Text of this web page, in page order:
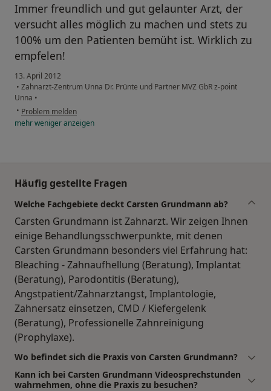
Immer freundlich und gut gelaunter Arzt, der
versucht alles möglich zu machen und stets zu
100% um den Patienten bemüht ist. Wirklich zu
empfelen!
13. April 2012
• Zahnarzt-Zentrum Unna Dr. Prünte und Partner MVZ GbR z-point
Unna •
• Problem melden
mehrwenigeranzeigen
Häufig gestellte Fragen
Welche Fachgebiete deckt Carsten Grundmann ab?
Carsten Grundmann ist Zahnarzt. Wir zeigen Ihnen
einige Behandlungsschwerpunkte, mit denen
Carsten Grundmann besonders viel Erfahrung hat:
Bleaching - Zahnaufhellung (Beratung), Implantat
(Beratung), Parodontitis (Beratung),
Angstpatient/Zahnarztangst, Implantologie,
Zahnersatz einsetzen, CMD / Kiefergelenk
(Beratung), Professionelle Zahnreinigung
(Prophylaxe).
Wo befindet sich die Praxis von Carsten Grundmann?
Kann ich bei Carsten Grundmann Videosprechstunden
wahrnehmen, ohne die Praxis zu besuchen?